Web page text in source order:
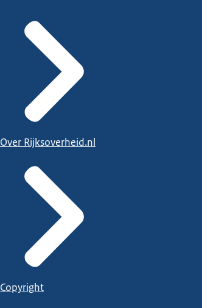
Over Rijksoverheid.nl
Copyright